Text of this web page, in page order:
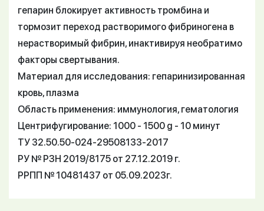
гепарин блокирует активность тромбина и
тормозит переход растворимого фибриногена в
нерастворимый фибрин, инактивируя необратимо
факторы свертывания.
Материал для исследования: гепаринизированная
кровь, плазма
Область применения: иммунология, гематология
Центрифугирование: 1000 - 1500 g - 10 минут
ТУ 32.50.50-024-29508133-2017
РУ № РЗН 2019/8175 от 27.12.2019 г.
РРПП № 10481437 от 05.09.2023г.